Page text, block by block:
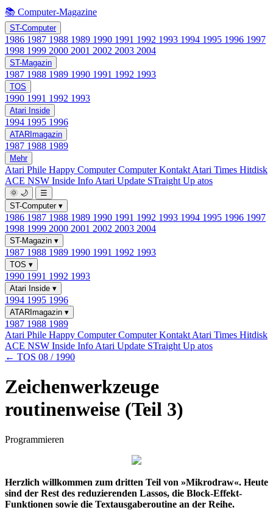
📚 Computer-Magazine
ST-Computer
1986 1987 1988 1989 1990 1991 1992 1993 1994 1995 1996 1997
1998 1999 2000 2001 2002 2003 2004
ST-Magazin
1987 1988 1989 1990 1991 1992 1993
TOS
1990 1991 1992 1993
Atari Inside
1994 1995 1996
ATARImagazin
1987 1988 1989
Mehr
Atari Phile Happy ComputerComputer Kontakt Atari Times Hitdisk
ACE NSW Inside Info Atari Update STraight Up atos
🌞 🌙
☰
ST-Computer ▾
1986 1987 1988 1989 1990 1991 1992 1993 1994 1995 1996 1997
1998 1999 2000 2001 2002 2003 2004
ST-Magazin ▾
1987 1988 1989 1990 1991 1992 1993
TOS ▾
1990 1991 1992 1993
Atari Inside ▾
1994 1995 1996
ATARImagazin ▾
1987 1988 1989
Atari Phile Happy ComputerComputer Kontakt Atari Times Hitdisk
ACE NSW Inside Info Atari Update STraight Up atos
← TOS 08 / 1990
Zeichenwerkzeuge
routinenweise (Teil 3)
Programmieren
Herzlich willkommen zum dritten Teil von »Mikrodraw«. Heute
sind der Rest des reduzierenden Lassos, die Block-Effekt-
Funktionen sowie die Textausgaberoutine an der Reihe.